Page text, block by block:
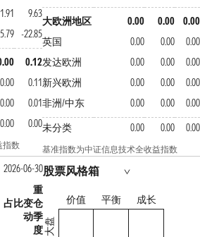
1.91
9.63
-22.85
0.12
0.00
0.11
0.00
0.01
0.00 0.00
指数
大欧洲地区 0.00 0.00
0.00
英国
0.00 0.00
0.00
发达欧洲
0.00 0.00
0.00
新兴欧洲
0.00 0.00
0.00
非洲/中东
0.00 0.00
0.00
未分类
0.00 0.00 0.00
基准指数为中证信息技术全收益指数
2026-06-30
占比变
动
重
仓
季
度
股票风格箱
价值 平衡 成长
大盘